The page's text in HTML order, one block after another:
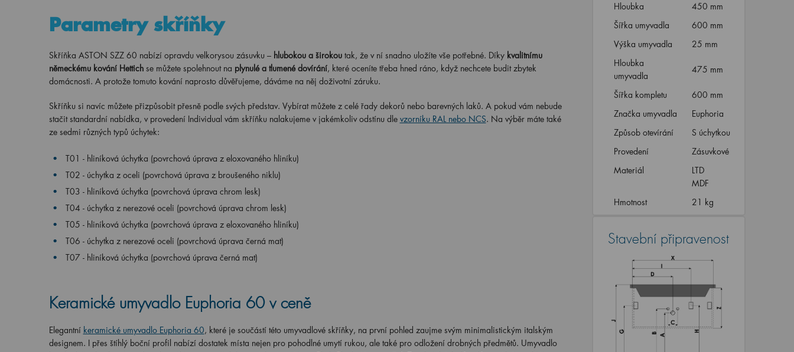
Parametry skříňky
Skříňka ASTON SZZ 60 nabízí opravdu velkorysou zásuvku – hlubokou a širokoutak, že v ní snadno uložíte vše potřebné. Díky kvalitnímu
německému kování Hettichse můžete spolehnout na plynulé a tlumené dovírání, které oceníte třeba hned ráno, když nechcete budit zbytek
domácnosti. A protože tomuto kování naprosto důvěřujeme, dáváme na něj doživotní záruku.
Skříňku si navíc můžete přizpůsobit přesně podle svých představ. Vybírat můžete z celé řady dekorů nebo barevných laků. A pokud vám nebude
stačit standardní nabídka, v provedení Individual vám skříňku nalakujeme v jakémkoliv odstínu dle vzorníku RAL nebo NCS. Na výběr máte také
ze sedmi různých typů úchytek:
T01 - hliníková úchytka (povrchová úprava z eloxovaného hliníku)
T02 - úchytka z oceli (povrchová úprava z broušeného niklu)
T03 - hliníková úchytka (povrchová úprava chrom lesk)
T04 - úchytka z nerezové oceli (povrchová úprava chrom lesk)
T05 - hliníková úchytka (povrchová úprava z eloxovaného hliníku)
T06 - úchytka z nerezové oceli (povrchová úprava černá mat)
T07 - hliníková úchytka (povrchová úprava černá mat)
Keramické umyvadlo Euphoria 60 v ceně
Elegantní keramické umyvadlo Euphoria 60, které je součástí této umyvadlové skříňky, na první pohled zaujme svým minimalistickým italským
designem. I přes štíhlý boční profil nabízí dostatek místa nejen pro pohodlné umytí rukou, ale také pro odložení drobných předmětů. Umyvadlo
Hloubka
450 mm
Šířka umyvadla
600 mm
Výška umyvadla
25 mm
Hloubka
umyvadla
475 mm
Šířka kompletu
600 mm
Značka umyvadla
Euphoria
Způsob otevírání
S úchytkou
Provedení
Zásuvkové
Materiál
LTD
MDF
Hmotnost
21 kg
Stavební připravenost